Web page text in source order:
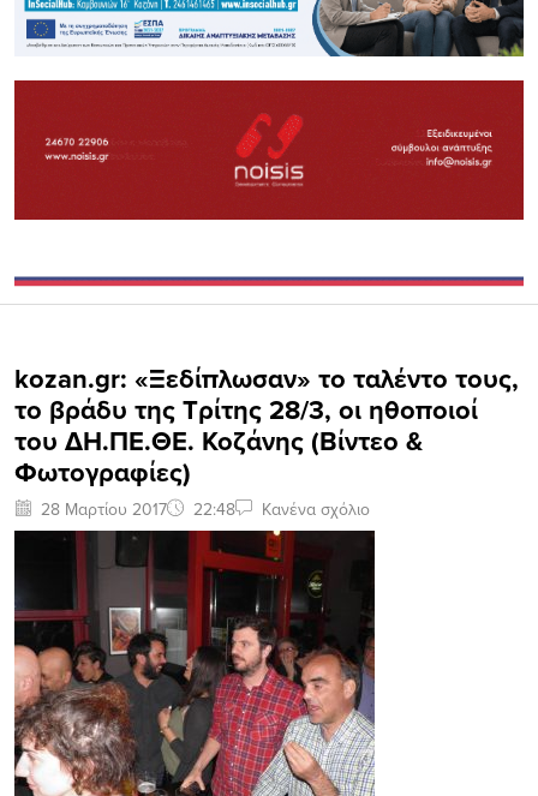
kozan.gr: «Ξεδίπλωσαν» το ταλέντο τους,
το βράδυ της Τρίτης 28/3, οι ηθοποιοί
του ΔΗ.ΠΕ.ΘΕ. Κοζάνης (Bίντεο &
Φωτογραφίες)
28 Μαρτίου 2017 22:48 Κανένα σχόλιο